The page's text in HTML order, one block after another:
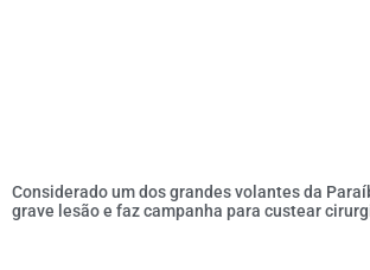
Considerado um dos grandes volantes da
grave lesão e faz campanha para custear